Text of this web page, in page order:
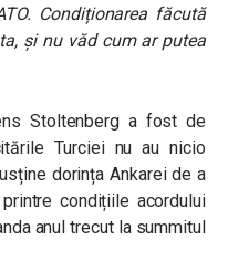
Condiționarea făcută
și nu văd cum ar putea
Stoltenberg a fost de
Turciei nu au nicio
dorința Ankarei de a
condițiile acordului
anul trecut la summitul